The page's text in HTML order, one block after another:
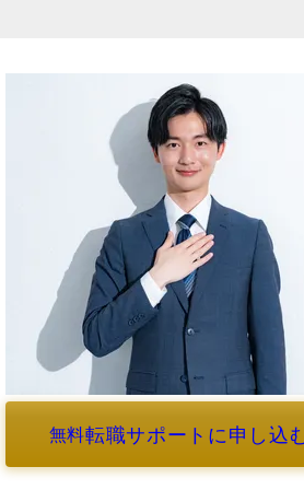
無料転職サポートに申し込
よくあるご質問